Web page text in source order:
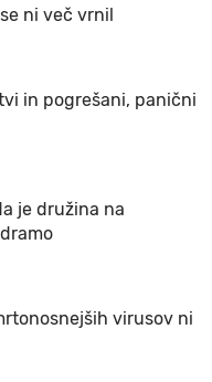
ni več vrnil
in pogrešani, panični
je družina na
virusov ni